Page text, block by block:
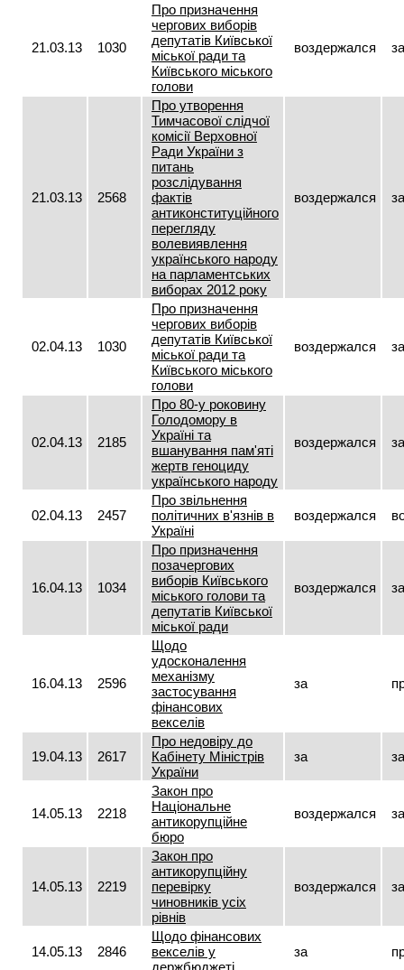
21.03.13 1030
Про призначення
чергових виборів
депутатів Київської
міської ради та
Київського міського
голови
воздержался за
21.03.13 2568
Про утворення
Тимчасової слідчої
комісії Верховної
Ради України з
питань
розслідування
фактів
антиконституційного
перегляду
волевиявлення
українського народу
на парламентських
виборах 2012 року
воздержался за
02.04.13 1030
Про призначення
чергових виборів
депутатів Київської
міської ради та
Київського міського
голови
воздержался за
02.04.13 2185
Про 80-у роковину
Голодомору в
Україні та
вшанування пам'яті
жертв геноциду
українського народу
воздержался за
02.04.13 2457
Про звільнення
політичних в'язнів в
Україні
воздержался
16.04.13 1034
Про призначення
позачергових
виборів Київського
міського голови та
депутатів Київської
міської ради
воздержался за
16.04.13 2596
Щодо
удосконалення
механізму
застосування
фінансових
векселів
за
19.04.13 2617
Про недовіру до
Кабінету Міністрів
України
за за
14.05.13 2218
Закон про
Національне
антикорупційне
бюро
воздержался за
14.05.13 2219
Закон про
антикорупційну
перевірку
чиновників усіх
рівнів
воздержался за
14.05.13 2846
Щодо фінансових
векселів у
за